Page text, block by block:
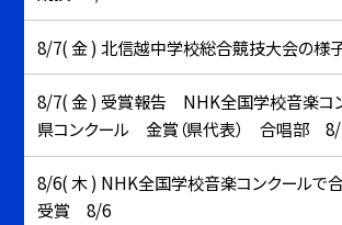
8/7( 金 ) 北信越中学校総合競技大会の
8/7( 金 ) 受賞報告 NHK全国学校音楽コ
県コンクール 金賞（県代表） 合唱部
8/6( 木 ) NHK全国学校音楽コンクールで
受賞 8/6